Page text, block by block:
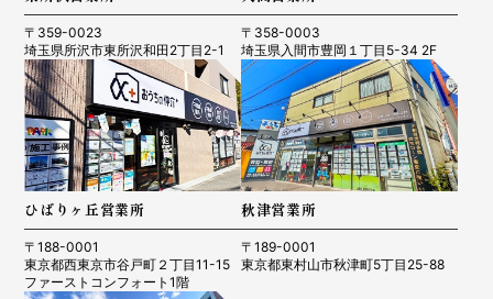
〒359-0023
埼玉県所沢市東所沢和田2丁目2-1
〒358-0003
埼玉県入間市豊岡１丁目5-34 2F
ひばりヶ丘営業所
〒188-0001
東京都西東京市谷戸町２丁目11-15
ファーストコンフォート1階
秋津営業所
〒189-0001
東京都東村山市秋津町5丁目25-88